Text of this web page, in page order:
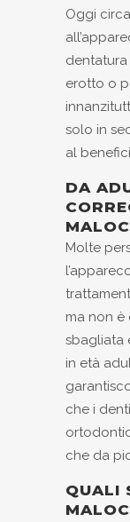
Oggi
dentatura
erotto o
solo in
al
DA
Molte
ma non è
sbagliata
in età
che i
che da
QUALI